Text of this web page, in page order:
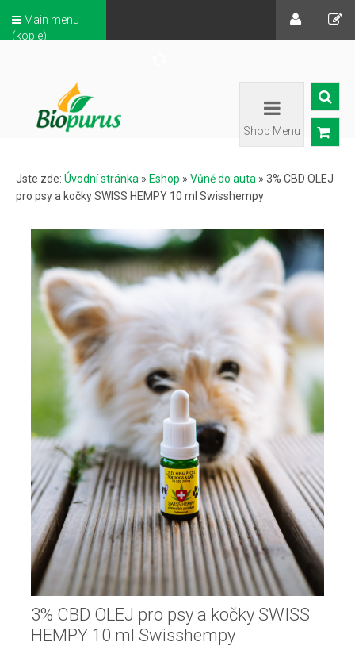
Main menu
(kopie)
Shop Menu
Jste zde: Úvodní stránka » Eshop » Vůně do auta » 3% CBD OLEJ
pro psy a kočky SWISS HEMPY 10 ml Swisshempy
3% CBD OLEJ pro psy a kočky SWISS
HEMPY 10 ml Swisshempy